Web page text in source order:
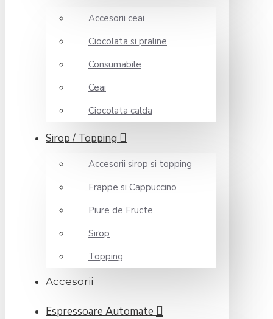
Accesorii ceai
Ciocolata si praline
Consumabile
Ceai
Ciocolata calda
Sirop / Topping
Accesorii sirop si topping
Frappe si Cappuccino
Piure de Fructe
Sirop
Topping
Accesorii
Espressoare Automate